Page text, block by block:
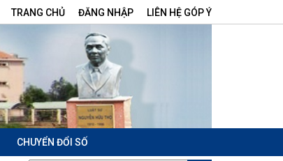
TRANG CHỦ ĐĂNG NHẬP LIÊN HỆ GÓP Ý
CHUYỂN ĐỔI SỐ